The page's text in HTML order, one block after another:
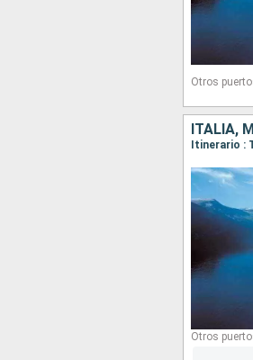
Otros
ITALIA,
Itinerario :
Otros